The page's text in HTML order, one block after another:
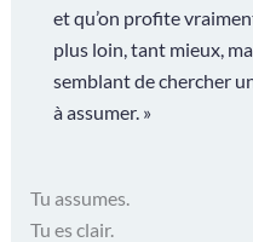
et qu’on profite
plus loin, tant mieux,
semblant de chercher
à assumer. »
Tu assumes.
Tu es clair.